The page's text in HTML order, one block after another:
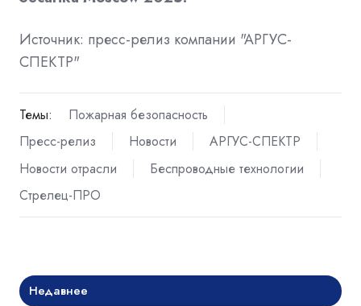
Источник: пресс-релиз компании "АРГУС-
СПЕКТР"
Темы:
Пожарная безопасность
Пресс-релиз
Новости
АРГУС-СПЕКТР
Новости отрасли
Беспроводные технологии
Стрелец-ПРО
Недавнее